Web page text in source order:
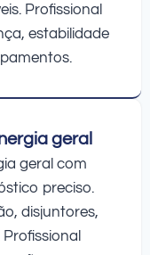
Profissional
estabilidade
geral
geral com
preciso.
disjuntores,